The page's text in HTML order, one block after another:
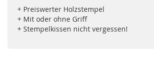
+ Preiswerter Holzstempel
+ Mit oder ohne Griff
+ Stempelkissen nicht vergessen!